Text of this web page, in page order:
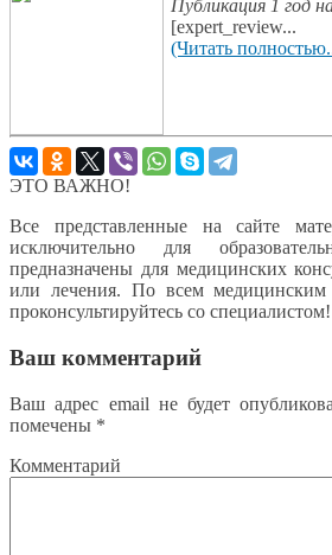
Публикация 1 год
[expert_review...
(Читать
ЭТО ВАЖНО!
Все представленные на сайте
исключительно для
предназначены для медицинских
или лечения. По всем медицинским
проконсультируйтесь со специалистом!
Ваш комментарий
Ваш адрес email не будет
помечены *